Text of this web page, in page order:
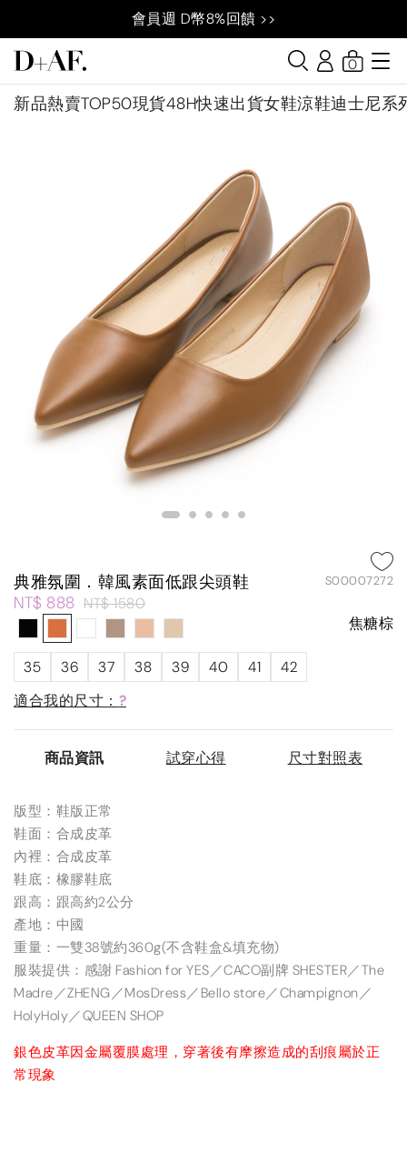
會員週 D幣8%回饋 >>
新品熱賣TOP50現貨48H快速出貨女鞋涼鞋迪士尼系
0
典雅氛圍．韓風素面低跟尖頭鞋 S00007272
NT$ 888 NT$ 1580
焦糖棕
35 36 37 38 39 40 41
42
適合我的尺寸： ?
商品資訊 試穿心得 尺寸對照表
版型：鞋版正常
鞋面：合成皮革
內裡：合成皮革
鞋底：橡膠鞋底
跟高：跟高約2公分
產地：中國
重量：一雙38號約360g(不含鞋盒&填充物)
服裝提供：感謝 Fashion for YES／CACO副牌 SHESTER／The
Madre／ZHENG／MosDress／Bello store／Champignon／
HolyHoly／QUEEN SHOP
銀色皮革因金屬覆膜處理，穿著後有摩擦造成的刮痕屬於正
常現象